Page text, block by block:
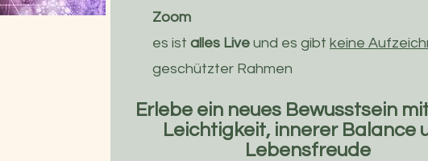
Zoom
es ist alles Live und es gibt keine
geschützter Rahmen
Erlebe ein neues Bewusstsein
Leichtigkeit, innerer Balance
Lebensfreude